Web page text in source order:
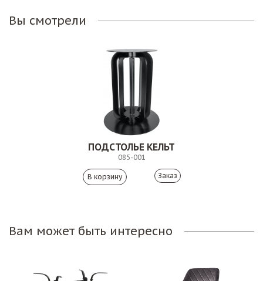
Вы смотрели
ПОДСТОЛЬЕ КЕЛЬТ
085-001
Заказ
Вам может быть интересно